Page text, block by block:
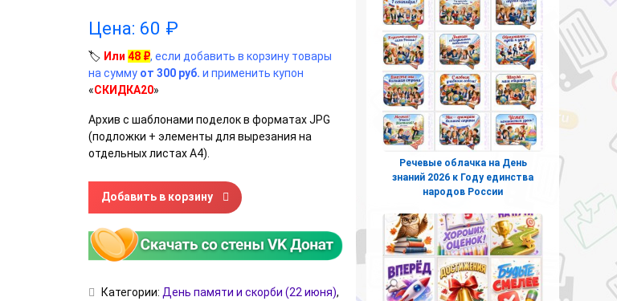
Цена: 60 ₽
🏷️ Или 48 ₽, если добавить в корзину товары
на сумму от 300 руб. и применить купон
«СКИДКА20»
Архив с шаблонами поделок в форматах JPG
(подложки + элементы для вырезания на
отдельных листах A4).
Количество товара Детские поделки (аппликации) на День памяти и скорби к 22 июня
Добавить в корзину
Категории: День памяти и скорби (22 июня),
Речевые облачка на День
знаний 2026 к Году единства
народов России